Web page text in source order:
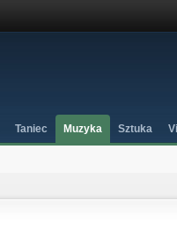
Taniec Muzyka Sztuka